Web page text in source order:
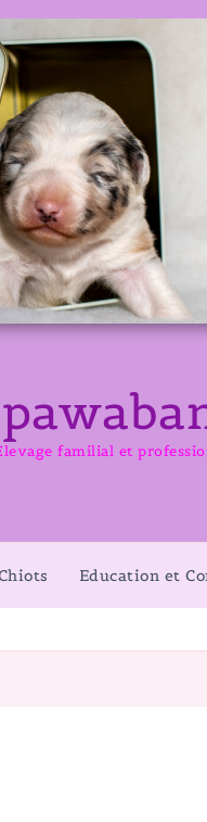
familial et
Education et